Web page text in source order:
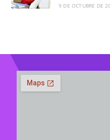
9 DE OCTUBRE DE